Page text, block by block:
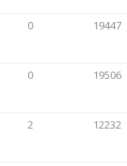
0 19447
0 19506
2 12232